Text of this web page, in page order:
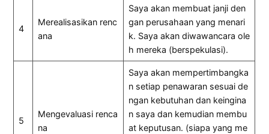
4
Merealisasikan renc
ana
Saya akan membuat janji den
gan perusahaan yang menari
k. Saya akan diwawancara ole
h mereka (berspekulasi).
5
Mengevaluasi renca
na
Saya akan mempertimbangka
n setiap penawaran sesuai de
ngan kebutuhan dan keingina
n saya dan kemudian membu
at keputusan. (siapa yang me